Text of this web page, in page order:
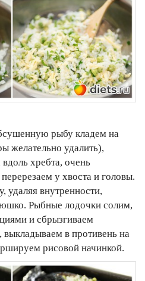
рыбу кладем на
желательно удалить),
хребта, очень
у хвоста и головы.
удаляя внутренности,
Рыбные лодочки солим,
и сбрызгиваем
в противень на
рисовой начинкой.